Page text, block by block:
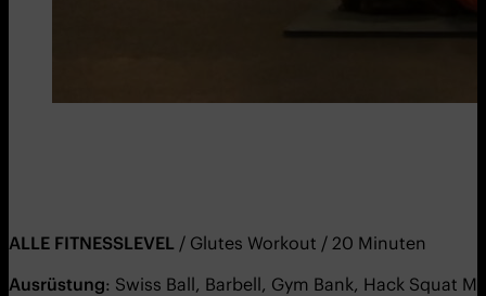
ALLE FITNESSLEVEL / Glutes Workout / 20 Minuten
Ausrüstung: Swiss Ball, Barbell, Gym Bank, Hack Squat